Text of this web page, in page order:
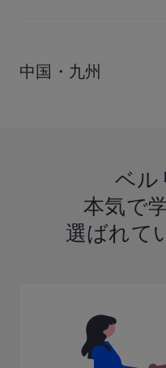
中国・九州
ベル
本気で
選ばれて